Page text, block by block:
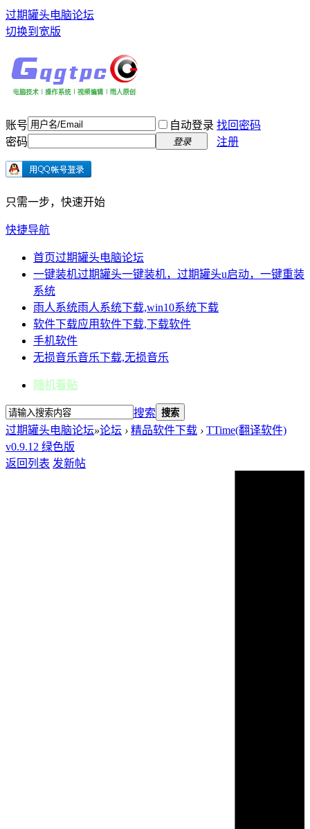
过期罐头电脑论坛
切换到宽版
账号 自动登录 找回密码
密码
登录 注册
只需一步，快速开始
快捷导航
首页过期罐头电脑论坛
一键装机过期罐头一键装机，过期罐头u启动，一键重装
系统
雨人系统雨人系统下载,win10系统下载
软件下载应用软件下载,下载软件
手机软件
无损音乐音乐下载,无损音乐
随机看贴
搜索 搜索
过期罐头电脑论坛»论坛 › 精品软件下载 › TTime(翻译软件)
v0.9.12 绿色版
返回列表 发新帖